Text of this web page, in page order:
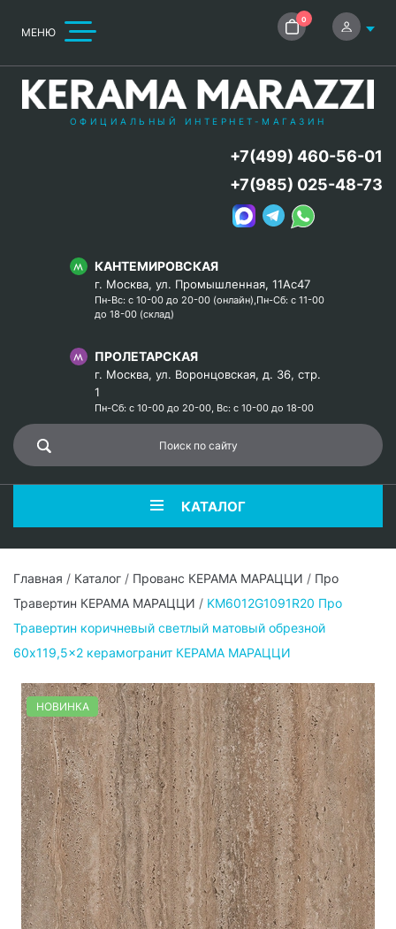
МЕНЮ
0
ОФИЦИАЛЬНЫЙ ИНТЕРНЕТ-МАГАЗИН
КАНТЕМИРОВСКАЯ
г. Москва, ул. Промышленная, 11Ас47
Пн-Вс: с 10-00 до 20-00 (онлайн),Пн-Сб: с 11-00
до 18-00 (склад)
ПРОЛЕТАРСКАЯ
г. Москва, ул. Воронцовская, д. 36, стр.
1
Пн-Сб: с 10-00 до 20-00, Вс: с 10-00 до 18-00
+7(499) 460-56-01
+7(985) 025-48-73
КАТАЛОГ
Главная / Каталог / Прованс КЕРАМА МАРАЦЦИ / Про
Травертин КЕРАМА МАРАЦЦИ / KM6012G1091R20 Про
Травертин коричневый светлый матовый обрезной
60x119,5x2 керамогранит КЕРАМА МАРАЦЦИ
НОВИНКА